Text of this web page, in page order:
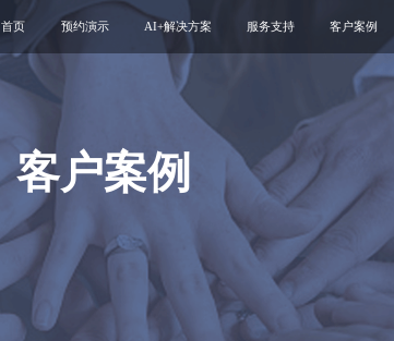
首页 预约演示 AI+解决方案
医疗用户服务智能体
智慧服务解决方案
互联网医院
智慧管理解决方案
服务支持
医院云安全服务
客户案例
客户案例